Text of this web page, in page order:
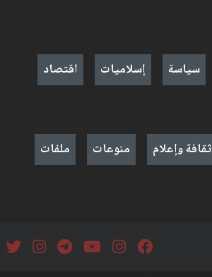
سياسة إسلاميات اقتصاد
ثقافة وإعلام منوعات ملفات